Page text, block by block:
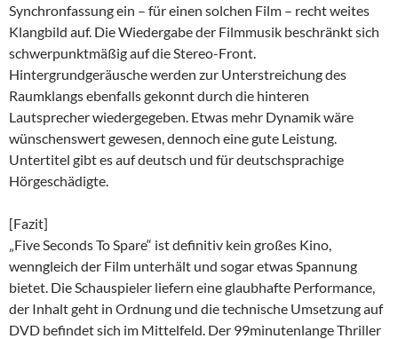
Synchronfassung ein – für einen solchen Film – recht weites
Klangbild auf. Die Wiedergabe der Filmmusik beschränkt sich
schwerpunktmäßig auf die Stereo-Front.
Hintergrundgeräusche werden zur Unterstreichung des
Raumklangs ebenfalls gekonnt durch die hinteren
Lautsprecher wiedergegeben. Etwas mehr Dynamik wäre
wünschenswert gewesen, dennoch eine gute Leistung.
Untertitel gibt es auf deutsch und für deutschsprachige
Hörgeschädigte.
[Fazit]
„Five Seconds To Spare“ ist definitiv kein großes Kino,
wenngleich der Film unterhält und sogar etwas Spannung
bietet. Die Schauspieler liefern eine glaubhafte Performance,
der Inhalt geht in Ordnung und die technische Umsetzung auf
DVD befindet sich im Mittelfeld. Der 99minutenlange Thriller